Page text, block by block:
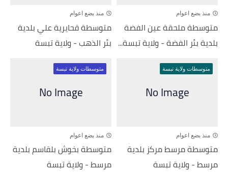
منذ بضع اعوام
متوسطة ملحقة عين الفضة
بلدية بئر الفضة - ولاية تبسة...
منذ بضع اعوام
متوسطة قحايرية علي بلدية
بئر الذهب - ولاية تبسة
متوسطات ولاية تبسة
منذ بضع اعوام
متوسطة مرسط مركز بلدية
مرسط - ولاية تبسة
متوسطات ولاية تبسة
منذ بضع اعوام
متوسطة بخوش بلقاسم بلدية
مرسط - ولاية تبسة